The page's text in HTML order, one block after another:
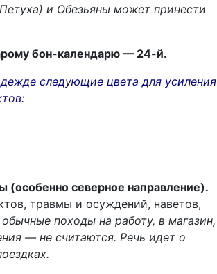
и Обезьяны может принести
бон-календарю — 24-й.
следующие цвета для усиления
(особенно северное направление).
травмы и осуждений, наветов,
походы на работу, в магазин,
— не считаются. Речь идет о